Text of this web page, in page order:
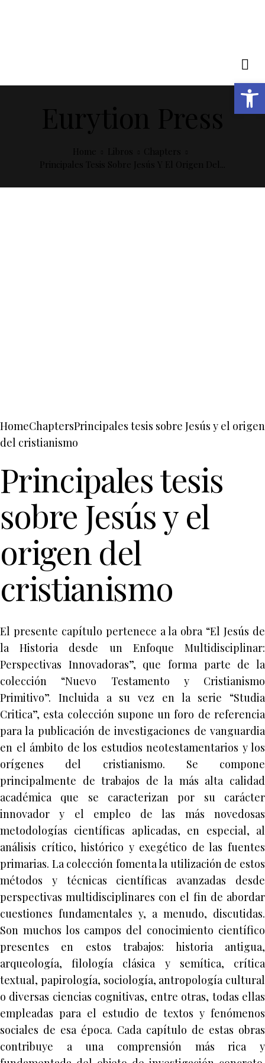
HomeChaptersPrincipales tesis sobre Jesús y el origen
del cristianismo
Principales tesis
sobre Jesús y el
origen del
cristianismo
El presente capítulo pertenece a la obra “El Jesús de
la Historia desde un Enfoque Multidisciplinar:
Perspectivas Innovadoras”, que forma parte de la
colección “Nuevo Testamento y Cristianismo
Primitivo”. Incluida a su vez en la serie “Studia
Critica”, esta colección supone un foro de referencia
para la publicación de investigaciones de vanguardia
en el ámbito de los estudios neotestamentarios y los
orígenes del cristianismo. Se compone
principalmente de trabajos de la más alta calidad
académica que se caracterizan por su carácter
innovador y el empleo de las más novedosas
metodologías científicas aplicadas, en especial, al
análisis crítico, histórico y exegético de las fuentes
primarias. La colección fomenta la utilización de estos
métodos y técnicas científicas avanzadas desde
perspectivas multidisciplinares con el fin de abordar
cuestiones fundamentales y, a menudo, discutidas.
Son muchos los campos del conocimiento científico
presentes en estos trabajos: historia antigua,
arqueología, filología clásica y semítica, crítica
textual, papirología, sociología, antropología cultural
o diversas ciencias cognitivas, entre otras, todas ellas
empleadas para el estudio de textos y fenómenos
sociales de esa época. Cada capítulo de estas obras
contribuye a una comprensión más rica y
Open toolbar